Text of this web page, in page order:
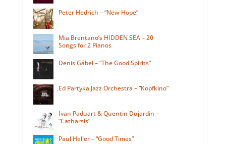
Peter Hedrich – “New Hope”
Mia Brentano’s HIDDEN SEA – 20
Songs for 2 Pianos
Denis Gäbel – “The Good Spirits”
Ed Partyka Jazz Orchestra – “Kopfkino”
Ivan Paduart & Quentin Dujardin –
“Catharsis”
Paul Heller – “Good Times”